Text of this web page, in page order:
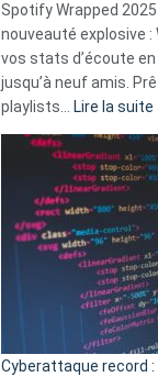
Spotify Wrapped
nouveauté explosive
vos stats d’écoute
jusqu’à neuf amis.
playlists…
Lire la suite
:
Cyberattaque record